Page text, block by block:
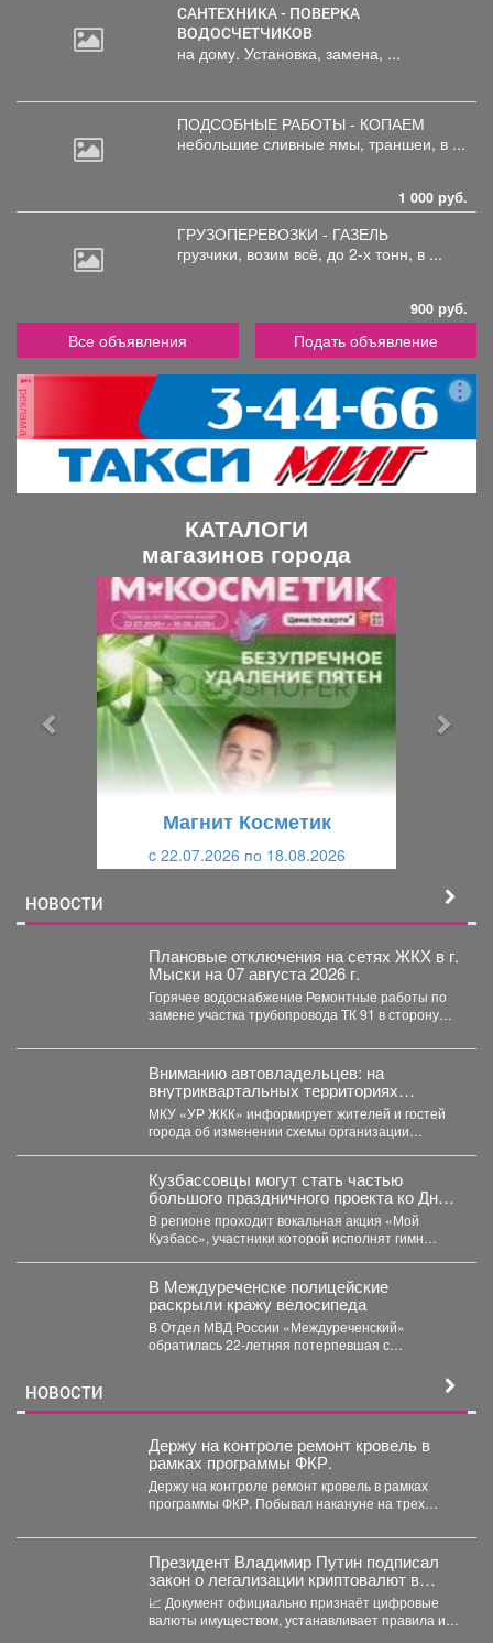
САНТЕХНИКА - ПОВЕРКА
ВОДОСЧЕТЧИКОВ
на дому. Установка, замена, ...
ПОДСОБНЫЕ РАБОТЫ - КОПАЕМ
небольшие сливные ямы, траншеи, в ...
1 000 руб.
ГРУЗОПЕРЕВОЗКИ - ГАЗЕЛЬ
грузчики, возим всё, до 2-х тонн, в ...
900 руб.
Все объявления Подать объявление
реклама
КАТАЛОГИ
магазинов города
Магнит Косметик
c 22.07.2026 по 18.08.2026
НОВОСТИ
Плановые отключения на сетях ЖКХ в г.
Мыски на 07 августа 2026 г.
Горячее водоснабжение Ремонтные работы по
замене участка трубопровода ТК 91 в сторону
Вниманию автовладельцев: на
внутриквартальных территориях
Междуреченского муниципального
округа вводятся ограничения стоянки.
МКУ «УР ЖКК» информирует жителей и гостей
города об изменении схемы организации
Кузбассовцы могут стать частью
большого праздничного проекта ко Дню
шахтера.
В регионе проходит вокальная акция «Мой
Кузбасс», участники которой исполнят гимн
В Междуреченске полицейские
раскрыли кражу велосипеда
В Отдел МВД России «Междуреченский»
обратилась 22-летняя потерпевшая с
НОВОСТИ
Держу на контроле ремонт кровель в
рамках программы ФКР.
Держу на контроле ремонт кровель в рамках
программы ФКР. Побывал накануне на трех
Президент Владимир Путин подписал
закон о легализации криптовалют в
России.
📈 Документ официально признаёт цифровые
валюты имуществом, устанавливает правила их